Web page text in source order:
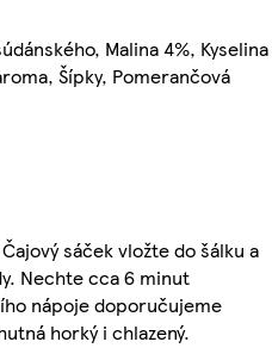
Malina 4%, Kyselina
Šípky, Pomerančová
sáček vložte do šálku a
Nechte cca 6 minut
nápoje doporučujeme
horký i chlazený.